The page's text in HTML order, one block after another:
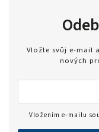
Vložte svůj e-mail
nových
Vložením e-mailu